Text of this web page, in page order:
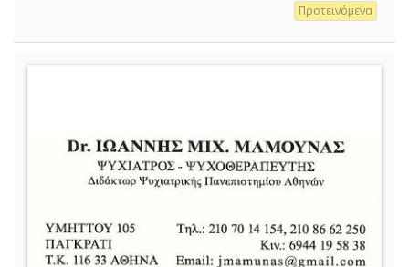
Προτεινόμενα